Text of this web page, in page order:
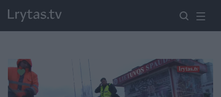
Paremkite Ukrainą